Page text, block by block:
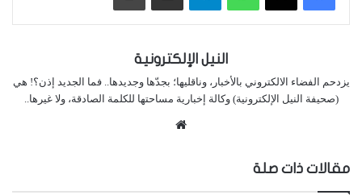
النيل الإلكترونية
يزدحم الفضاء الالكتروني بالأخبار، وناقليها؛ بجدّها وجديدها.. فما الجديد إذن؟! هي
(صحيفة النيل الإلكترونية) وكالة إخبارية مساحتها للكلمة الصادقة، ولا غيرها..
مقالات ذات صلة